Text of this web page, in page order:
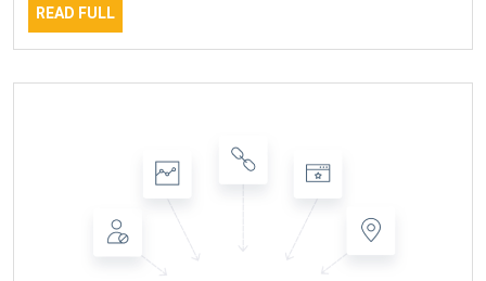
Score
Checker!
READ FULL
FULL